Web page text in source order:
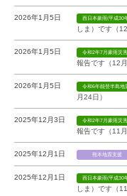
2026年1月5日 西日本豪雨(平成30
しま）です（
2026年1月5日 令和2年7月豪雨災
報告です（12
2026年1月5日 令和6年能登半島地
月24日）
2025年12月3日 令和2年7月豪雨災
報告です（11
2025年12月1日 熊本地震支援
2025年12月1日 西日本豪雨(平成30
しま）です（